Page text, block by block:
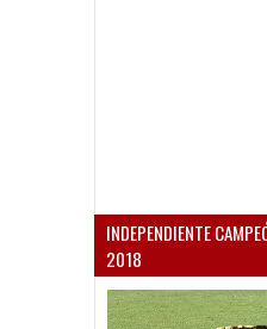
INDEPENDIENTE
2018